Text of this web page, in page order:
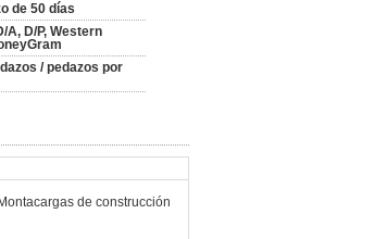
de 50 días
A, D/P, Western
/ pedazos por
Montacargas de construcción